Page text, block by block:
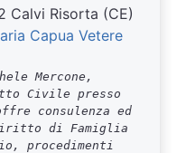
Calvi Risorta (CE)
Capua Vetere
Mercone,
Civile presso
consulenza ed
di Famiglia
procedimenti